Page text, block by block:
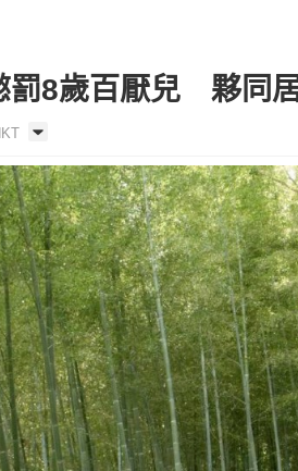
罰8歲百厭兒 夥同